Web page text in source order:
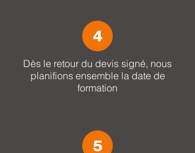
Dès le retour du devis signé, nous
planifions ensemble la date de
formation